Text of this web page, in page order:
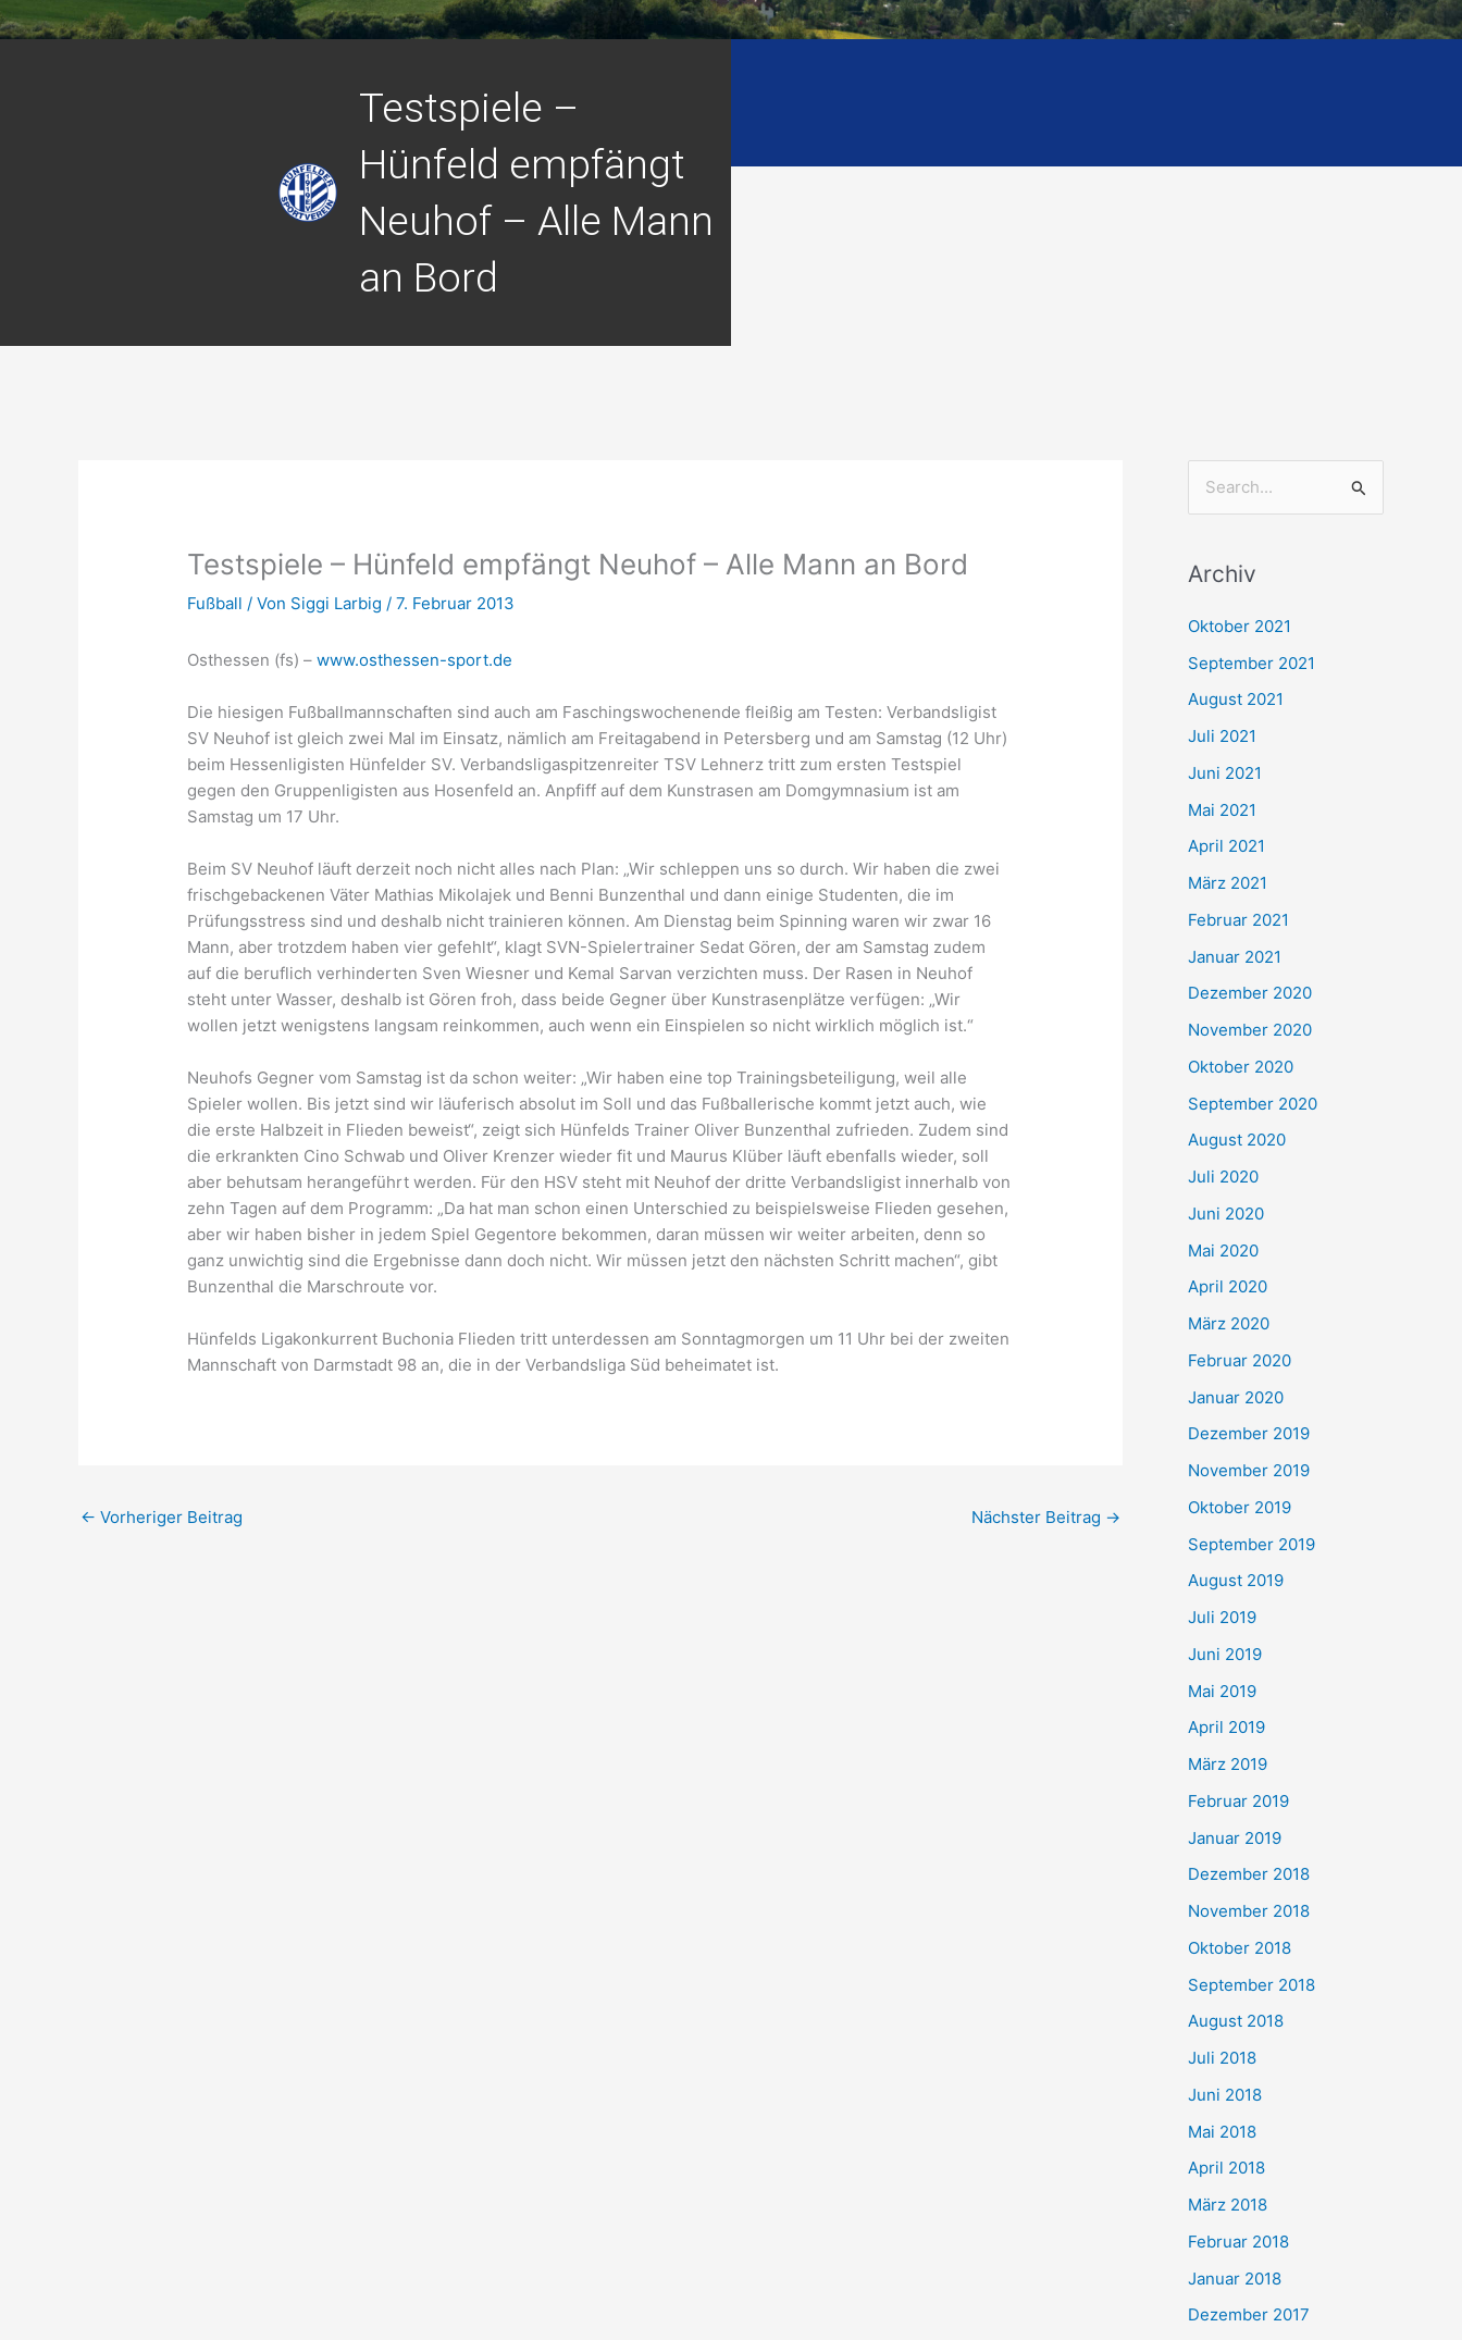
Testspiele –
Hünfeld empfängt
Neuhof – Alle Mann
an Bord
Testspiele – Hünfeld empfängt Neuhof – Alle Mann an Bord
Fußball / Von Siggi Larbig/7. Februar 2013
Osthessen (fs) –www.osthessen-sport.de
Die hiesigen Fußballmannschaften sind auch am Faschingswochenende fleißig am Testen: Verbandsligist
SV Neuhof ist gleich zwei Mal im Einsatz, nämlich am Freitagabend in Petersberg und am Samstag (12 Uhr)
beim Hessenligisten Hünfelder SV. Verbandsligaspitzenreiter TSV Lehnerz tritt zum ersten Testspiel
gegen den Gruppenligisten aus Hosenfeld an. Anpfiff auf dem Kunstrasen am Domgymnasium ist am
Samstag um 17 Uhr.
Beim SV Neuhof läuft derzeit noch nicht alles nach Plan: „Wir schleppen uns so durch. Wir haben die zwei
frischgebackenen Väter Mathias Mikolajek und Benni Bunzenthal und dann einige Studenten, die im
Prüfungsstress sind und deshalb nicht trainieren können. Am Dienstag beim Spinning waren wir zwar 16
Mann, aber trotzdem haben vier gefehlt“, klagt SVN-Spielertrainer Sedat Gören, der am Samstag zudem
auf die beruflich verhinderten Sven Wiesner und Kemal Sarvan verzichten muss. Der Rasen in Neuhof
steht unter Wasser, deshalb ist Gören froh, dass beide Gegner über Kunstrasenplätze verfügen: „Wir
wollen jetzt wenigstens langsam reinkommen, auch wenn ein Einspielen so nicht wirklich möglich ist.“
Neuhofs Gegner vom Samstag ist da schon weiter: „Wir haben eine top Trainingsbeteiligung, weil alle
Spieler wollen. Bis jetzt sind wir läuferisch absolut im Soll und das Fußballerische kommt jetzt auch, wie
die erste Halbzeit in Flieden beweist“, zeigt sich Hünfelds Trainer Oliver Bunzenthal zufrieden. Zudem sind
die erkrankten Cino Schwab und Oliver Krenzer wieder fit und Maurus Klüber läuft ebenfalls wieder, soll
aber behutsam herangeführt werden. Für den HSV steht mit Neuhof der dritte Verbandsligist innerhalb von
zehn Tagen auf dem Programm: „Da hat man schon einen Unterschied zu beispielsweise Flieden gesehen,
aber wir haben bisher in jedem Spiel Gegentore bekommen, daran müssen wir weiter arbeiten, denn so
ganz unwichtig sind die Ergebnisse dann doch nicht. Wir müssen jetzt den nächsten Schritt machen“, gibt
Bunzenthal die Marschroute vor.
Hünfelds Ligakonkurrent Buchonia Flieden tritt unterdessen am Sonntagmorgen um 11 Uhr bei der zweiten
Mannschaft von Darmstadt 98 an, die in der Verbandsliga Süd beheimatet ist.
← Vorheriger Beitrag Nächster Beitrag →
h
e
n
h
:
Archiv
Oktober 2021
September 2021
August 2021
Juli 2021
Juni 2021
Mai 2021
April 2021
März 2021
Februar 2021
Januar 2021
Dezember 2020
November 2020
Oktober 2020
September 2020
August 2020
Juli 2020
Juni 2020
Mai 2020
April 2020
März 2020
Februar 2020
Januar 2020
Dezember 2019
November 2019
Oktober 2019
September 2019
August 2019
Juli 2019
Juni 2019
Mai 2019
April 2019
März 2019
Februar 2019
Januar 2019
Dezember 2018
November 2018
Oktober 2018
September 2018
August 2018
Juli 2018
Juni 2018
Mai 2018
April 2018
März 2018
Februar 2018
Januar 2018
Dezember 2017